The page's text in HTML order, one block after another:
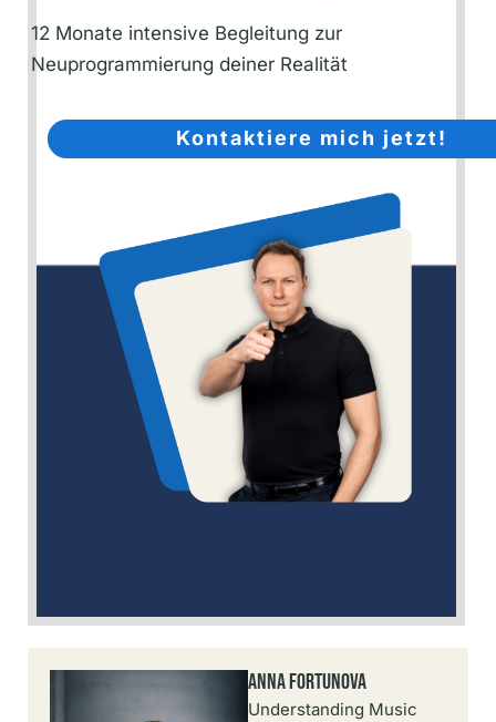
12 Monate intensive Begleitung zur
Neuprogrammierung deiner Realität
Kontaktiere mich jetzt!
Anna Fortunova
Understanding Music